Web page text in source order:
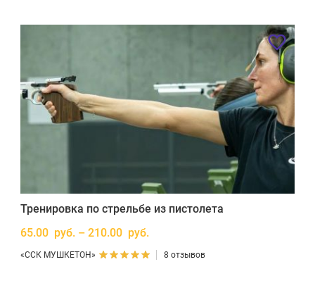
Тренировка по стрельбе из пистолета
65.00 руб. – 210.00 руб.
«ССК МУШКЕТОН» 8 отзывов